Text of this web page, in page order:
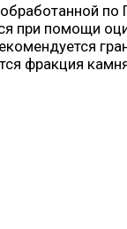
при помощи
фракция